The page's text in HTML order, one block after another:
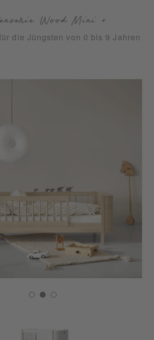
die Jüngsten von 0 bis 9 Jahren
Wood Mini +